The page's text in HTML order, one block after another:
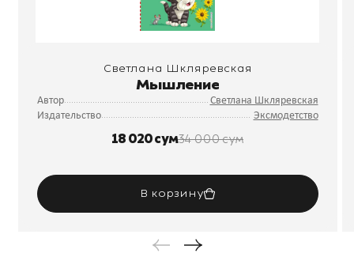
Светлана Шкляревская
Мышление
Автор
Светлана Шкляревская
Издательство
Эксмодетство
18 020 сум34 000 сум
В корзину